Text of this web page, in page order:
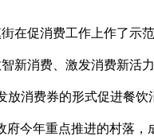
在促消费工作上作了示
新消费、激发消费新活
消费券的形式促进餐饮
今年重点推进的村落，